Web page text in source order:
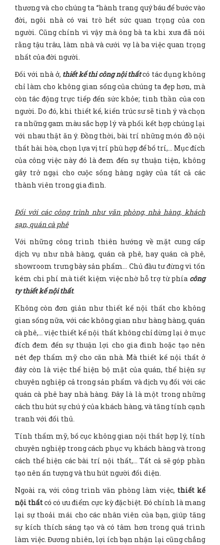
thương và cho chúng ta “hành trang quý báu để bước vào
đời, ngôi nhà có vai trò hết sức quan trọng của con
người. Cũng chính vì vậy mà ông bà ta khi xưa đã nói
rằng tậu trâu, làm nhà và cưới vợ là ba việc quan trọng
nhất của đời người.
Đối với nhà ở, thiết kế thi công nội thấtcó tác dụng không
chỉ làm cho không gian sống của chúng ta đẹp hơn, mà
còn tác động trực tiếp đến sức khỏe; tinh thần của con
người. Do đó, khi thiết kế, kiến trúc sư sẽ tinh ý và chọn
ra những gam màu sắc hợp lý và phối kết hợp chúng lại
với nhau thật ăn ý. Đồng thời, bài trí những món đồ nội
thất hài hòa, chọn lựa vị trí phù hợp để bố trí,… Mục đích
của công việc này đó là đem đến sự thuận tiện, không
gây trở ngại cho cuộc sống hàng ngày của tất cả các
thành viên trong gia đình.
Đối với các công trình như văn phòng, nhà hàng, khách
sạn, quán cà phê
Với những công trình thiên hướng về mặt cung cấp
dịch vụ như nhà hàng, quán cà phê, hay quán cà phê,
showroom trưng bày sản phẩm… Chủ đầu tư đừng vì tốn
kém chi phí mà tiết kiệm việc nhờ hỗ trợ từ phía công
ty thiết kế nội thất.
Không còn đơn giản như thiết kế nội thất cho không
gian sống nữa, với các không gian như hàng hàng, quán
cà phê,… việc thiết kế nội thất không chỉ dừng lại ở mục
đích đem đến sự thuận lợi cho gia đình hoặc tạo nên
nét đẹp thẩm mỹ cho căn nhà. Mà thiết kế nội thất ở
đây còn là việc thể hiện bộ mặt của quán, thể hiện sự
chuyên nghiệp cả trong sản phẩm và dịch vụ đối với các
quán cà phê hay nhà hàng. Đây là là một trong những
cách thu hút sự chú ý của khách hàng, và tăng tính cạnh
tranh với đối thủ.
Tính thẩm mỹ, bố cục không gian nội thất hợp lý, tính
chuyên nghiệp trong cách phục vụ khách hàng và trong
cách thể hiện các bài trí nội thất,… Tất cả sẽ góp phần
tạo nên ấn tượng và thu hút người đối diện.
Ngoài ra, với công trình văn phòng làm việc, thiết kế
nội thấtcó có ưu điểm cực kỳ đặc biệt. Đó chính là mang
lại sự thoải mái cho các nhân viên của bạn, giúp tăng
sự kích thích sáng tạo và có tâm hơn trong quá trình
làm việc. Đương nhiên, lợi ích bạn nhận lại cũng chẳng